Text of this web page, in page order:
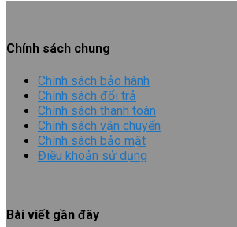
Chính sách chung
Chính sách bảo hành
Chính sách đổi trả
Chính sách thanh toán
Chính sách vận chuyển
Chính sách bảo mật
Điều khoản sử dụng
Bài viết gần đây